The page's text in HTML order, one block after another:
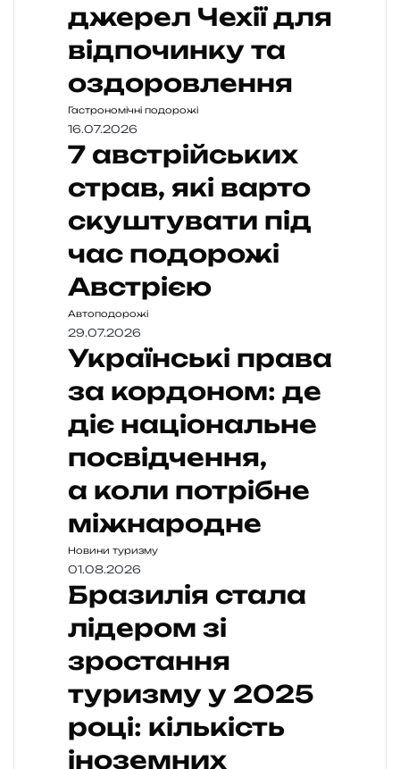
джерел Чехії для
відпочинку та
оздоровлення
Гастрономічні подорожі
16.07.2026
7 австрійських
страв, які варто
скуштувати під
час подорожі
Австрією
Автоподорожі
29.07.2026
Українські права
за кордоном: де
діє національне
посвідчення,
а коли потрібне
міжнародне
Новини туризму
01.08.2026
Бразилія стала
лідером зі
зростання
туризму у 2025
році: кількість
іноземних